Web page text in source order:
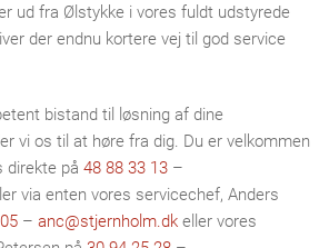
ud fra Ølstykke i vores fuldt udstyrede
der endnu kortere vej til god service
bistand til løsning af dine
vi os til at høre fra dig. Du er velkommen
direkte på 48 88 33 13 –
via enten vores servicechef, Anders
– anc@stjernholm.dk eller vores